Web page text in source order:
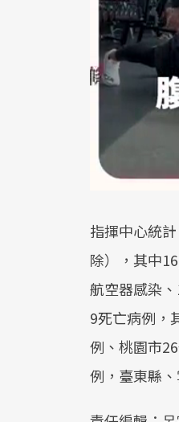
指揮中心統
除），其中
航空器感染
9死亡病例，
例、桃園市
例，臺東縣